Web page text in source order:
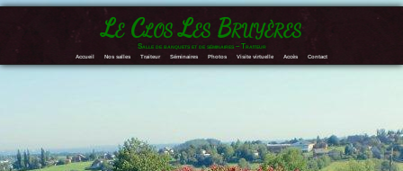
Le Clos Les Bruyères
Salle de banquets et de séminaires – Traiteur
Accueil Nos salles Traiteur Séminaires Photos Visite virtuelle Accès Contact